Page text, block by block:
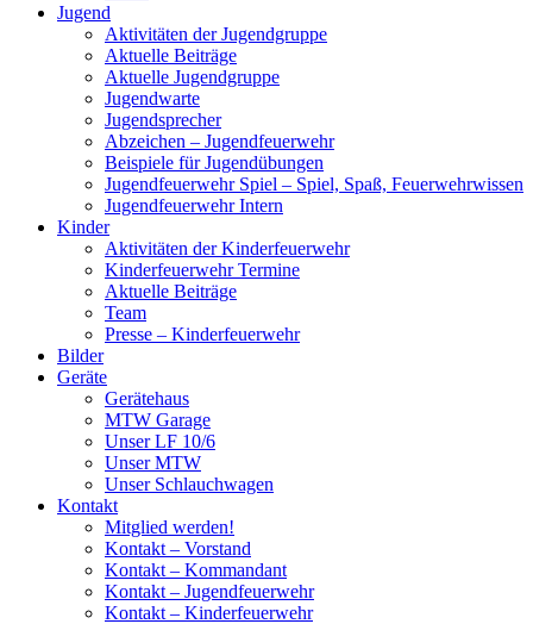
Jugend
Aktivitäten der Jugendgruppe
Aktuelle Beiträge
Aktuelle Jugendgruppe
Jugendwarte
Jugendsprecher
Abzeichen – Jugendfeuerwehr
Beispiele für Jugendübungen
Jugendfeuerwehr Spiel – Spiel, Spaß, Feuerwehrwissen
Jugendfeuerwehr Intern
Kinder
Aktivitäten der Kinderfeuerwehr
Kinderfeuerwehr Termine
Aktuelle Beiträge
Team
Presse – Kinderfeuerwehr
Bilder
Geräte
Gerätehaus
MTW Garage
Unser LF 10/6
Unser MTW
Unser Schlauchwagen
Kontakt
Mitglied werden!
Kontakt – Vorstand
Kontakt – Kommandant
Kontakt – Jugendfeuerwehr
Kontakt – Kinderfeuerwehr